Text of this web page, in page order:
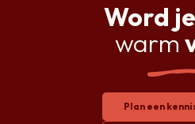
Word
warm
Plan een